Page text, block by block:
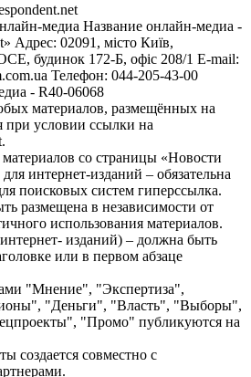
медиа Название онлайн-медиа -
Адрес: 02091, місто Київ,
будинок 172-Б, офіс 208/1 E-mail:
Телефон: 044-205-43-00
- R40-06068
материалов, размещённых на
при условии ссылки на
со страницы «Новости
интернет-изданий – обязательна
поисковых систем гиперссылка.
размещена в независимости от
использования материалов.
изданий) – должна быть
или в первом абзаце
"Мнение", "Экспертиза",
"Деньги", "Власть", "Выборы",
"Промо" публикуются на
создается совместно с